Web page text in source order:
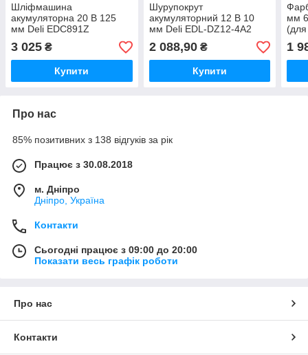
Шліфмашина
акумуляторна 20 В 125
мм Deli EDC891Z
3 025 ₴
Купити
Шурупокрут
акумуляторний 12 В 10
мм Deli EDL-DZ12-4A2
2 088,90₴
Купити
мм
(для
1
Про нас
85% позитивних з 138 відгуків за рік
Працює з 30.08.2018
м. Дніпро
Дніпро, Україна
Контакти
Сьогодні працює з 09:00 до 20:00
Показати весь графік роботи
Про нас
Контакти